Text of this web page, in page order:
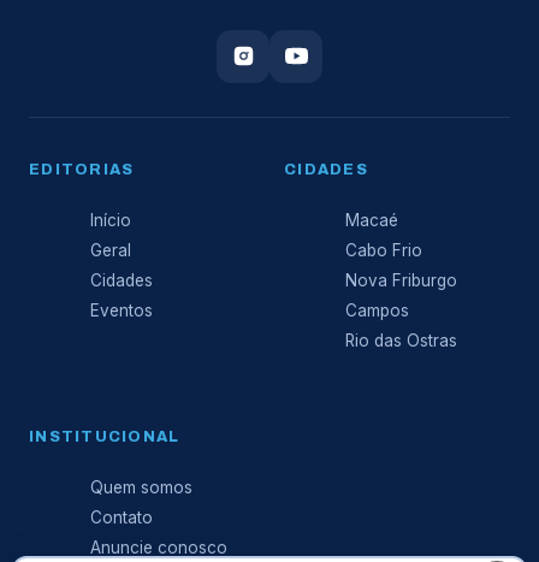
EDITORIAS
Início
Geral
Cidades
Eventos
CIDADES
Macaé
Cabo Frio
Nova Friburgo
Campos
Rio das Ostras
INSTITUCIONAL
Quem somos
Contato
Anuncie conosco